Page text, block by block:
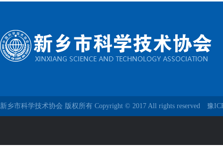
新乡市科学技术协会 版权所有 Copyright © 2017 All rights reserved 豫